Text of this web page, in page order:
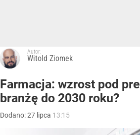
Autor:
Witold Ziomek
Farmacja: wzrost pod
branżę do 2030 roku?
Dodano:27 lipca 13:15